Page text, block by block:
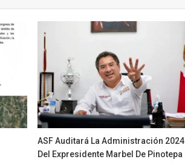
ASF Auditará La Administración 2024
Del Expresidente Marbel De Pinotepa